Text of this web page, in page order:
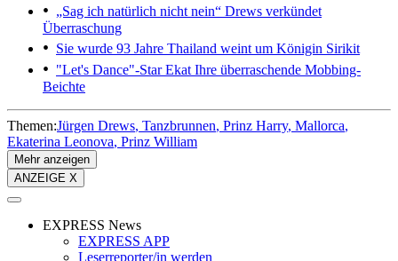
„Sag ich natürlich nicht nein“ Drews verkündet
Überraschung
Sie wurde 93 Jahre Thailand weint um Königin Sirikit
"Let's Dance"-Star Ekat Ihre überraschende Mobbing-
Beichte
Themen:Jürgen Drews Tanzbrunnen Prinz Harry Mallorca
Ekaterina Leonova Prinz William
Mehr anzeigen
ANZEIGE X
EXPRESS News
EXPRESS APP
Leserreporter/in werden